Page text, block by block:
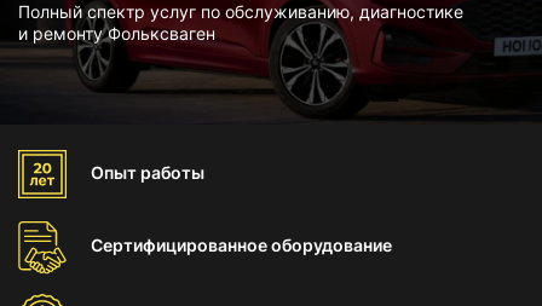
Полный спектр услуг по обслуживанию, диагностике
и ремонту Фольксваген
Опыт работы
Сертифицированноеоборудование